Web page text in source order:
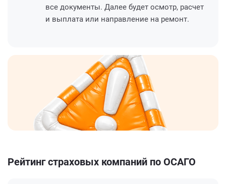
все документы. Далее будет осмотр, расчет
и выплата или направление на ремонт.
Рейтинг страховых компаний по ОСАГО